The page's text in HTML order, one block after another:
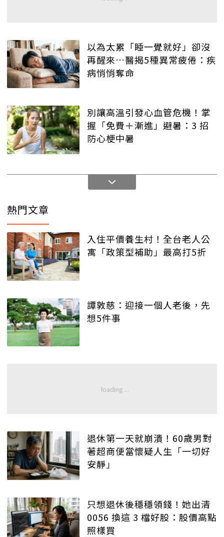
以為太累「睡一覺就好」卻沒
再醒來…醫揭5種異常疲倦：疾
病悄悄奪命
別讓高溫引發心血管危機！掌
握「免費＋漸進」避暑：3 招
防心梗中暑
熱門文章
入住平價養生村！全台老人公
寓「政策型補助」最高打5折
譚敦慈：迎接一個人老後，先
想5件事
退休第一天就崩潰！60歲男對
著超商便當懷疑人生「一切好
安靜」
只想退休後穩穩領錢！她出清
0056 換這 3 檔好股：股價高點
照樣買